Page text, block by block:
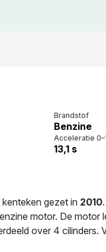
Brandstof
Benzine
Acceleratie
13,1 s
kenteken gezet in 2010
motor. De
over 4 cilinders.
soepel op de weg.